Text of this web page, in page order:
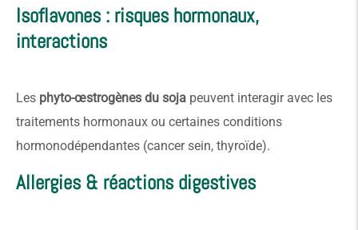
Isoflavones : risques hormonaux,
interactions
Les phyto-œstrogènes du soja peuvent interagir avec les
traitements hormonaux ou certaines conditions
hormonodépendantes (cancer sein, thyroïde).
Allergies & réactions digestives